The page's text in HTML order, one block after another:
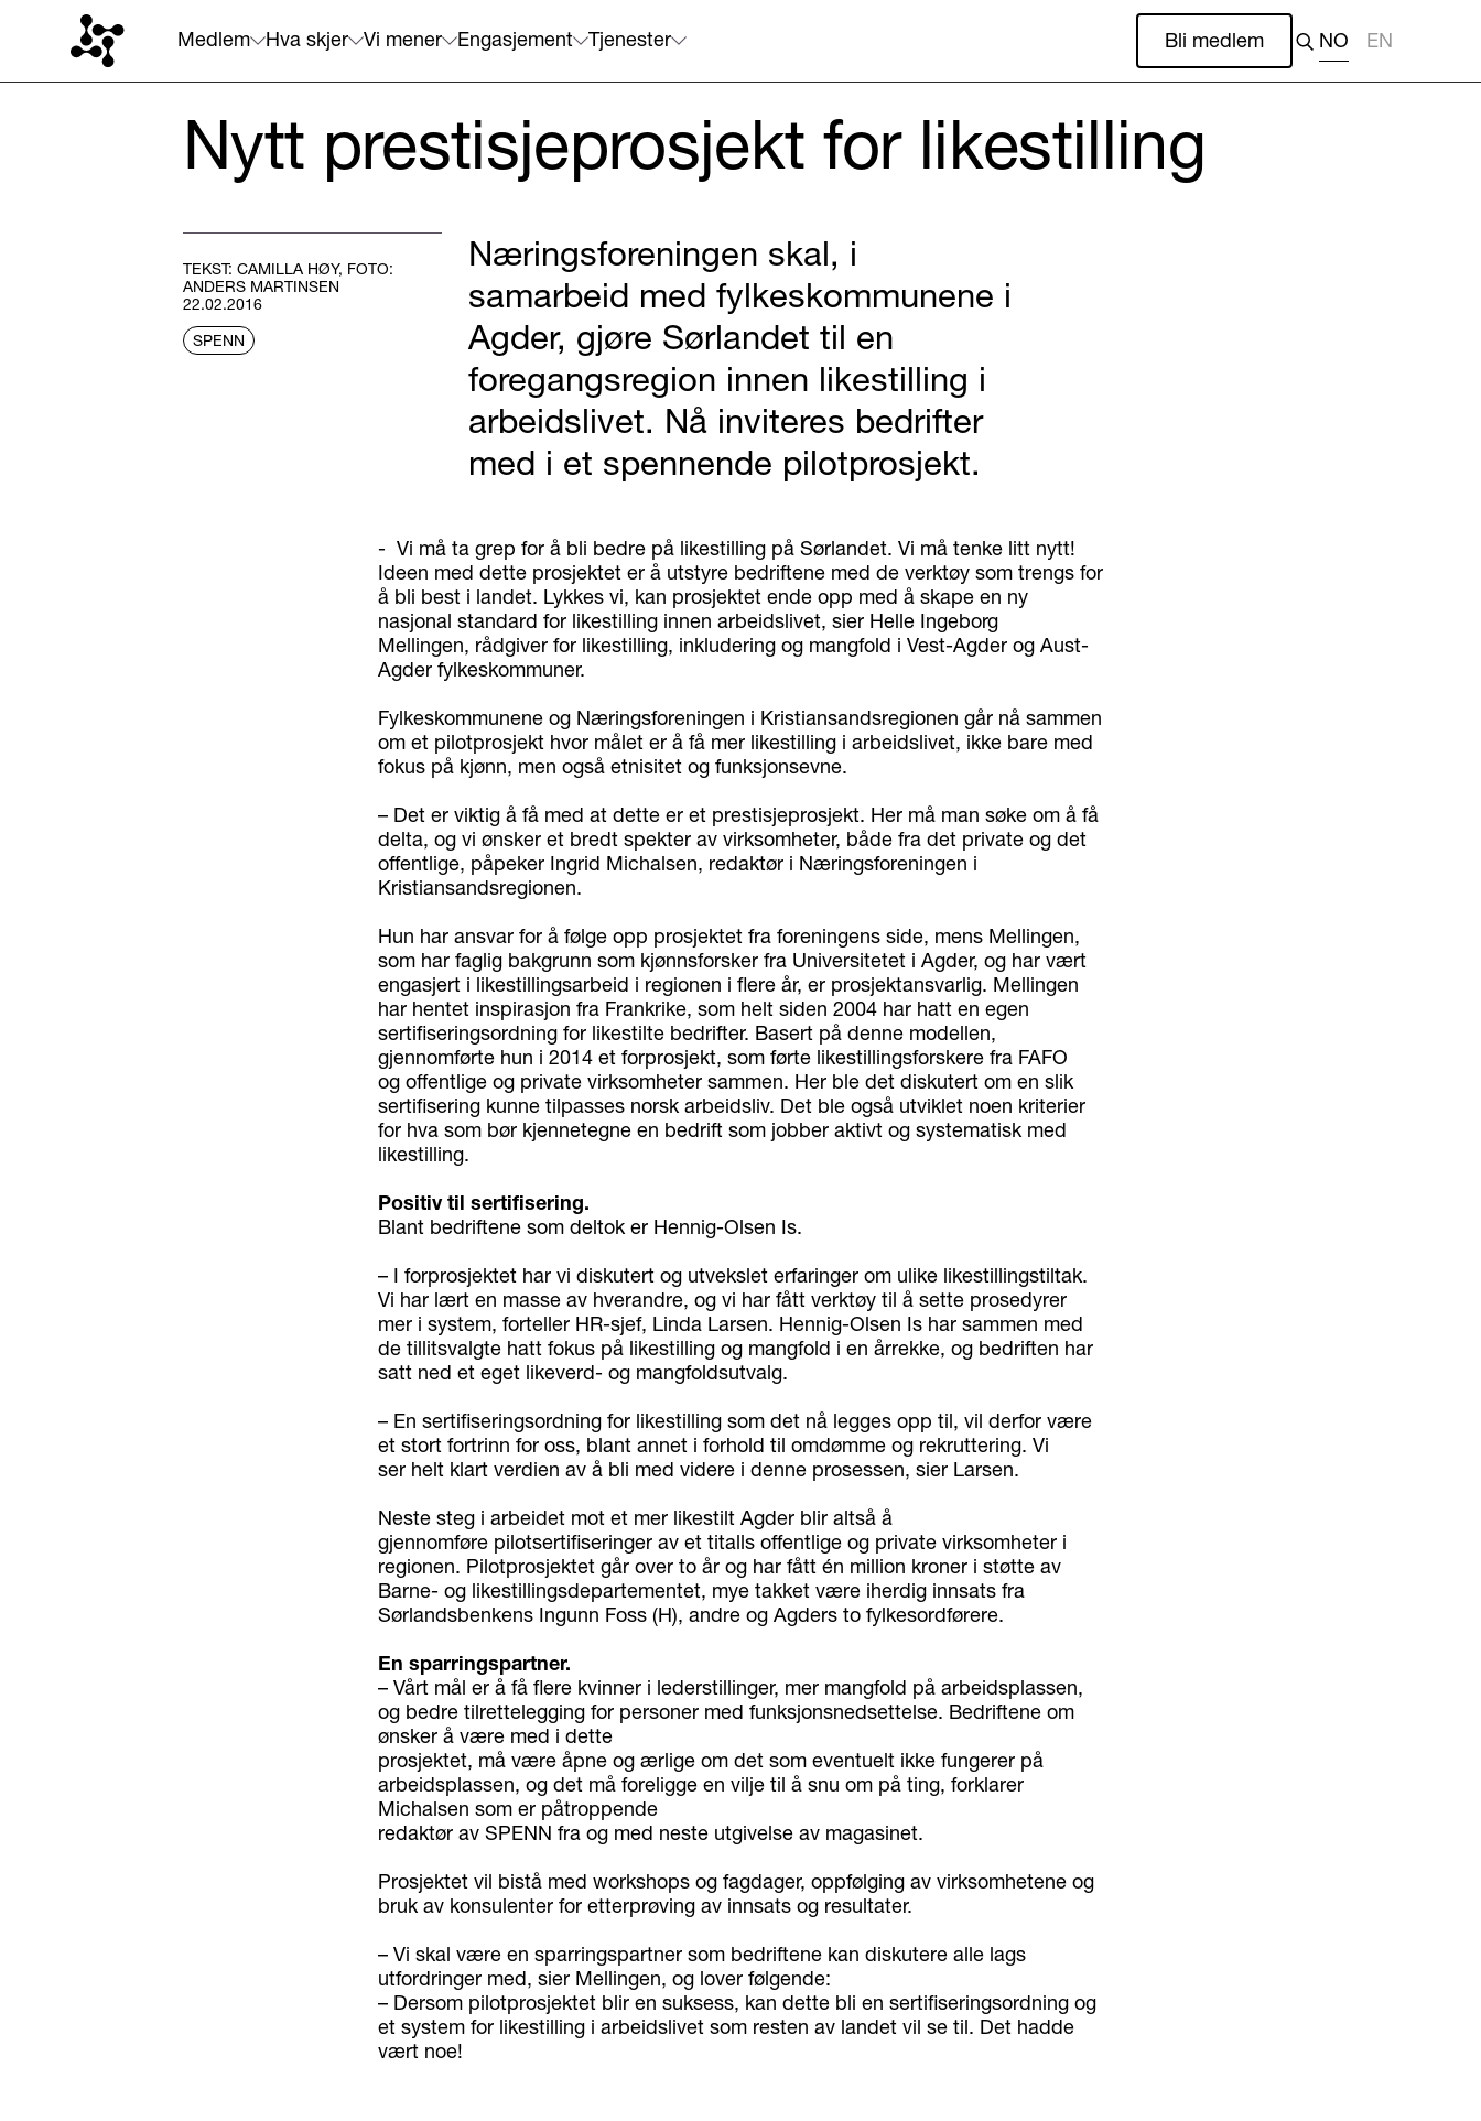
Medlem Hva skjer Vi mener Engasjement Tjenester Bli medlem NO EN
Nytt prestisjeprosjekt for likestilling
TEKST: CAMILLA HØY, FOTO:
ANDERS MARTINSEN
22.02.2016
SPENN
Næringsforeningen skal, i
samarbeid med fylkeskommunene i
Agder, gjøre Sørlandet til en
foregangsregion innen likestilling i
arbeidslivet. Nå inviteres bedrifter
med i et spennende pilotprosjekt.
- Vi må ta grep for å bli bedre på likestilling på Sørlandet. Vi må tenke litt nytt!
Ideen med dette prosjektet er å utstyre bedriftene med de verktøy som trengs for
å bli best i landet. Lykkes vi, kan prosjektet ende opp med å skape en ny
nasjonal standard for likestilling innen arbeidslivet, sier Helle Ingeborg
Mellingen, rådgiver for likestilling, inkludering og mangfold i Vest-Agder og Aust-
Agder fylkeskommuner.
Fylkeskommunene og Næringsforeningen i Kristiansandsregionen går nå sammen
om et pilotprosjekt hvor målet er å få mer likestilling i arbeidslivet, ikke bare med
fokus på kjønn, men også etnisitet og funksjonsevne.
– Det er viktig å få med at dette er et prestisjeprosjekt. Her må man søke om å få
delta, og vi ønsker et bredt spekter av virksomheter, både fra det private og det
offentlige, påpeker Ingrid Michalsen, redaktør i Næringsforeningen i
Kristiansandsregionen.
Hun har ansvar for å følge opp prosjektet fra foreningens side, mens Mellingen,
som har faglig bakgrunn som kjønnsforsker fra Universitetet i Agder, og har vært
engasjert i likestillingsarbeid i regionen i flere år, er prosjektansvarlig. Mellingen
har hentet inspirasjon fra Frankrike, som helt siden 2004 har hatt en egen
sertifiseringsordning for likestilte bedrifter. Basert på denne modellen,
gjennomførte hun i 2014 et forprosjekt, som førte likestillingsforskere fra FAFO
og offentlige og private virksomheter sammen. Her ble det diskutert om en slik
sertifisering kunne tilpasses norsk arbeidsliv. Det ble også utviklet noen kriterier
for hva som bør kjennetegne en bedrift som jobber aktivt og systematisk med
likestilling.
Positiv til sertifisering.
Blant bedriftene som deltok er Hennig-Olsen Is.
– I forprosjektet har vi diskutert og utvekslet erfaringer om ulike likestillingstiltak.
Vi har lært en masse av hverandre, og vi har fått verktøy til å sette prosedyrer
mer i system, forteller HR-sjef, Linda Larsen. Hennig-Olsen Is har sammen med
de tillitsvalgte hatt fokus på likestilling og mangfold i en årrekke, og bedriften har
satt ned et eget likeverd- og mangfoldsutvalg.
– En sertifiseringsordning for likestilling som det nå legges opp til, vil derfor være
et stort fortrinn for oss, blant annet i forhold til omdømme og rekruttering. Vi
ser helt klart verdien av å bli med videre i denne prosessen, sier Larsen.
Neste steg i arbeidet mot et mer likestilt Agder blir altså å
gjennomføre pilotsertifiseringer av et titalls offentlige og private virksomheter i
regionen. Pilotprosjektet går over to år og har fått én million kroner i støtte av
Barne- og likestillingsdepartementet, mye takket være iherdig innsats fra
Sørlandsbenkens Ingunn Foss (H), andre og Agders to fylkesordførere.
En sparringspartner.
– Vårt mål er å få flere kvinner i lederstillinger, mer mangfold på arbeidsplassen,
og bedre tilrettelegging for personer med funksjonsnedsettelse. Bedriftene om
ønsker å være med i dette
prosjektet, må være åpne og ærlige om det som eventuelt ikke fungerer på
arbeidsplassen, og det må foreligge en vilje til å snu om på ting, forklarer
Michalsen som er påtroppende
redaktør av SPENN fra og med neste utgivelse av magasinet.
Prosjektet vil bistå med workshops og fagdager, oppfølging av virksomhetene og
bruk av konsulenter for etterprøving av innsats og resultater.
– Vi skal være en sparringspartner som bedriftene kan diskutere alle lags
utfordringer med, sier Mellingen, og lover følgende:
– Dersom pilotprosjektet blir en suksess, kan dette bli en sertifiseringsordning og
et system for likestilling i arbeidslivet som resten av landet vil se til. Det hadde
vært noe!